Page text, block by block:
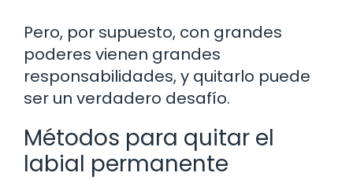
Pero, por supuesto, con grandes
poderes vienen grandes
responsabilidades, y quitarlo puede
ser un verdadero desafío.
Métodos para quitar el
labial permanente